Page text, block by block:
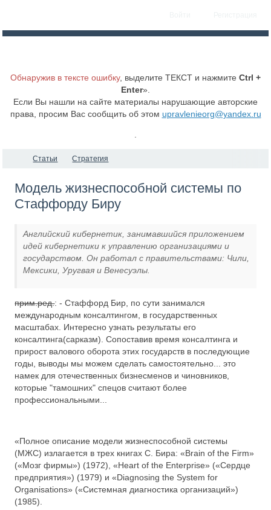
Обнаружив в тексте ошибку, выделите ТЕКСТ и нажмите Ctrl +
Enter».
Если Вы нашли на сайте материалы нарушающие авторские
права, просим Вас сообщить об этом upravlenieorg@yandex.ru
Статьи Стратегия
Модель жизнеспособной системы по
Стаффорду Биру
Английский кибернетик, занимавшийся приложением
идей кибернетики к управлению организациями и
государством. Он работал с правительствами: Чили,
Мексики, Уругвая и Венесуэлы.
прим.ред.: - Стаффорд Бир, по сути занимался
международным консалтингом, в государственных
масштабах. Интересно узнать результаты его
консалтинга(сарказм). Сопоставив время консалтинга и
прирост валового оборота этих государств в последующие
годы, выводы мы можем сделать самостоятельно... это
намек для отечественных бизнесменов и чиновников,
которые "тамошних" спецов считают более
профессиональными...
«Полное описание модели жизнеспособной системы
(МЖС) излагается в трех книгах С. Бира: «Brain of the Firm»
(«Мозг фирмы») (1972), «Heart of the Enterprise» («Сердце
предприятия») (1979) и «Diagnosing the System for
Organisations» («Системная диагностика организаций»)
(1985).